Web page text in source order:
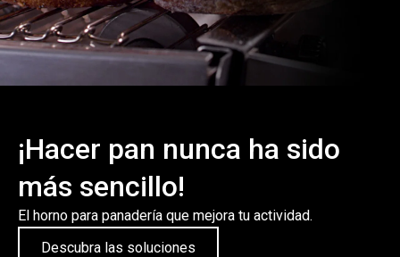
¡Hacer pan nunca ha sido
más sencillo!
El horno para panadería que mejora tu actividad.
Descubra las soluciones